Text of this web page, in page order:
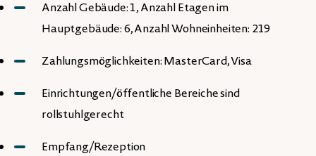
Anzahl Gebäude: 1, Anzahl Etagen im
Hauptgebäude: 6, Anzahl Wohneinheiten: 219
Zahlungsmöglichkeiten: MasterCard, Visa
Einrichtungen/öffentliche Bereiche sind
rollstuhlgerecht
Empfang/Rezeption